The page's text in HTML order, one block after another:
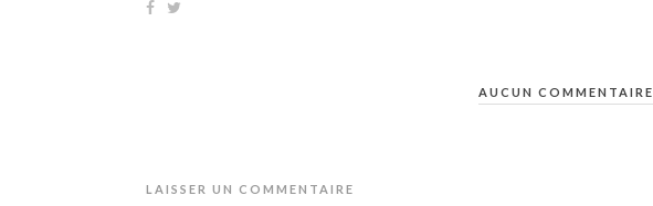
AUCUN COMMENTAIRE
LAISSER UN COMMENTAIRE